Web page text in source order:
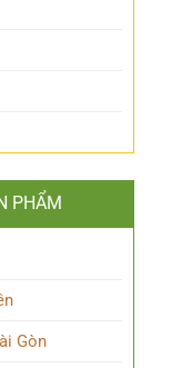
PHẨM
Gòn